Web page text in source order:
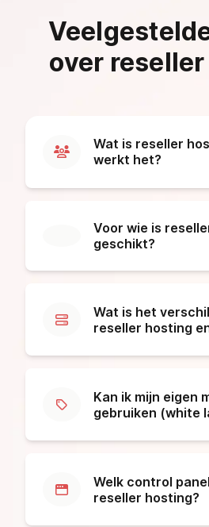
over
Wat is reseller
werkt het?
Voor wie is
geschikt?
Wat is het
reseller hosting
Kan ik mijn eigen
gebruiken (white
Welk control
reseller hosting?